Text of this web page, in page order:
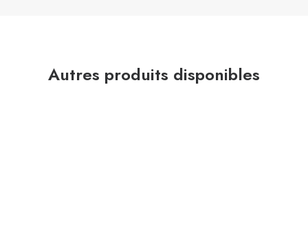
Autres produits disponibles